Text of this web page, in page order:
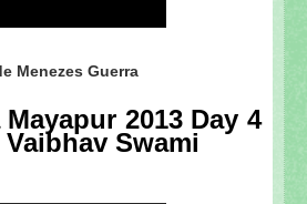
Menezes Guerra
2013 Day 4
Swami